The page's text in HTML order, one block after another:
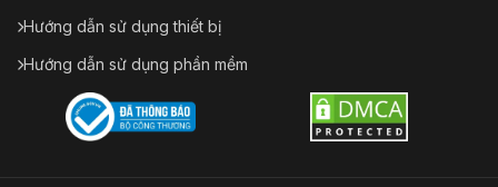
Hướng dẫn sử dụng thiết bị
Hướng dẫn sử dụng phần mềm